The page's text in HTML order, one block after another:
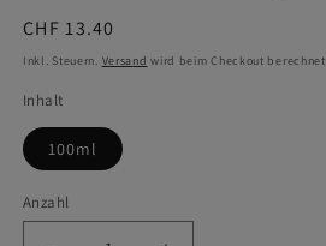
Normaler
Preis
CHF 13.40
Inkl. Steuern. Versand wird beim Checkout berechnet
Inhalt
100ml
Anzahl